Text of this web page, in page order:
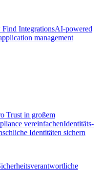
Find IntegrationsAI-powered
management
Trust in großem
vereinfachenIdentitäts-
Identitäten sichern